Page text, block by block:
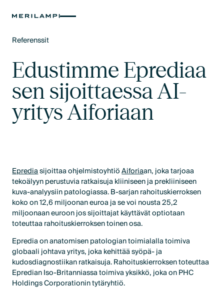
Referenssit
Edustimme Eprediaa
sen sijoittaessa AI-
yritys Aiforiaan
Eprediasijoittaa ohjelmistoyhtiöAiforiaan, joka tarjoaa
tekoälyyn perustuvia ratkaisuja kliiniseen ja prekliiniseen
kuva-analyysiin patologiassa. B-sarjan rahoituskierroksen
koko on 12,6 miljoonan euroa ja se voi nousta 25,2
miljoonaan euroon jos sijoittajat käyttävät optiotaan
toteuttaa rahoituskierroksen toinen osa.
Epredia on anatomisen patologian toimialalla toimiva
globaali johtava yritys, joka kehittää syöpä- ja
kudosdiagnostiikan ratkaisuja. Rahoituskierroksen toteuttaa
Epredian Iso-Britanniassa toimiva yksikkö, joka on PHC
Holdings Corporationin tytäryhtiö.